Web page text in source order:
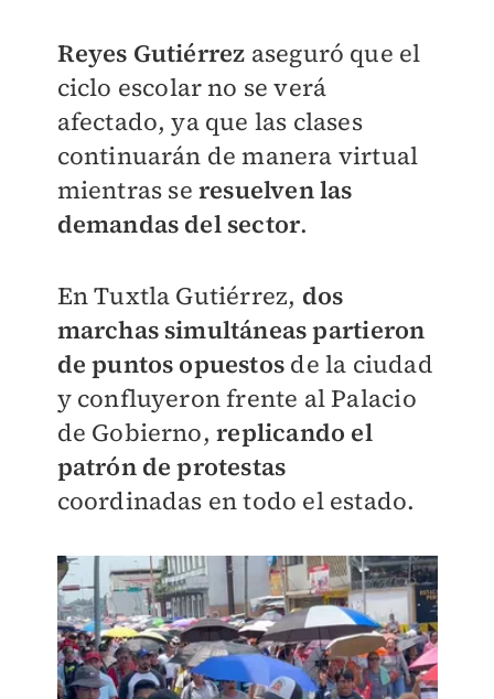
Reyes Gutiérrez aseguró que el
ciclo escolar no se verá
afectado, ya que las clases
continuarán de manera virtual
mientras se resuelven las
demandas del sector.
En Tuxtla Gutiérrez, dos
marchas simultáneas partieron
de puntos opuestos de la ciudad
y confluyeron frente al Palacio
de Gobierno,replicando el
patrón de protestas
coordinadas en todo el estado.